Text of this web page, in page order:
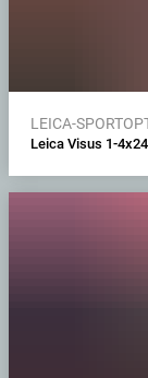
LEICA-
Leica Visus 1-